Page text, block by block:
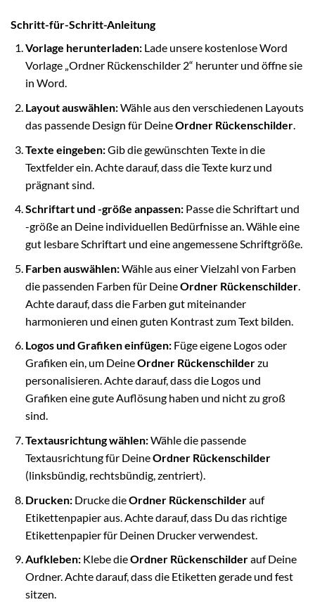
Schritt-für-Schritt-Anleitung
Vorlage herunterladen:Lade unsere kostenlose Word
Vorlage „Ordner Rückenschilder 2“ herunter und öffne sie
in Word.
Layout auswählen:Wähle aus den verschiedenen Layouts
das passende Design für DeineOrdner Rückenschilder.
Texte eingeben:Gib die gewünschten Texte in die
Textfelder ein. Achte darauf, dass die Texte kurz und
prägnant sind.
Schriftart und -größe anpassen:Passe die Schriftart und
-größe an Deine individuellen Bedürfnisse an. Wähle eine
gut lesbare Schriftart und eine angemessene Schriftgröße.
Farben auswählen:Wähle aus einer Vielzahl von Farben
die passenden Farben für DeineOrdner Rückenschilder.
Achte darauf, dass die Farben gut miteinander
harmonieren und einen guten Kontrast zum Text bilden.
Logos und Grafiken einfügen:Füge eigene Logos oder
Grafiken ein, um DeineOrdner Rückenschilderzu
personalisieren. Achte darauf, dass die Logos und
Grafiken eine gute Auflösung haben und nicht zu groß
sind.
Textausrichtung wählen:Wähle die passende
Textausrichtung für DeineOrdner Rückenschilder
(linksbündig, rechtsbündig, zentriert).
Drucken:Drucke dieOrdner Rückenschilderauf
Etikettenpapier aus. Achte darauf, dass Du das richtige
Etikettenpapier für Deinen Drucker verwendest.
Aufkleben:Klebe dieOrdner Rückenschilderauf Deine
Ordner. Achte darauf, dass die Etiketten gerade und fest
sitzen.